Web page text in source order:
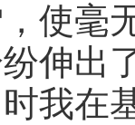
使毫
伸出
我在